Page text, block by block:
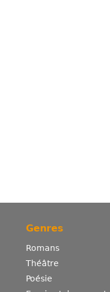
Genres
Romans
Théâtre
Poésie